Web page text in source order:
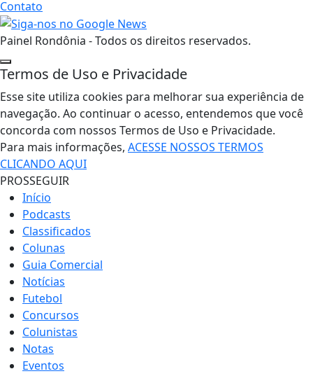
Contato
Painel Rondônia - Todos os direitos reservados.
Termos de Uso e Privacidade
Esse site utiliza cookies para melhorar sua experiência de
navegação. Ao continuar o acesso, entendemos que você
concorda com nossos Termos de Uso e Privacidade.
Para mais informações, ACESSE NOSSOS TERMOS
CLICANDO AQUI
PROSSEGUIR
Início
Podcasts
Classificados
Colunas
Guia Comercial
Notícias
Futebol
Concursos
Colunistas
Notas
Eventos